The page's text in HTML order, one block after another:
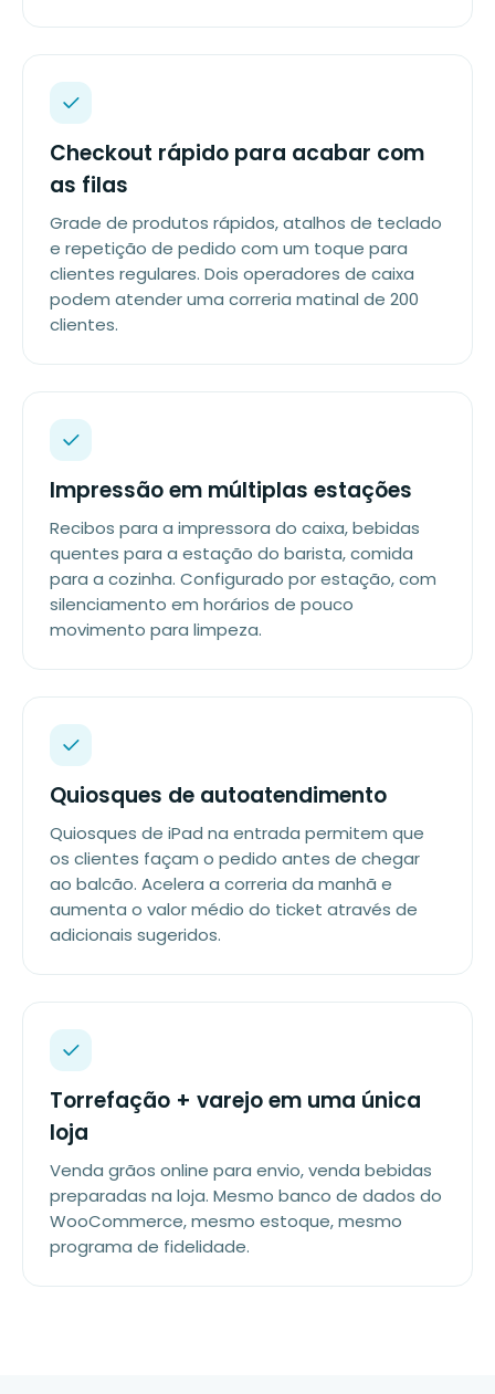
Checkout rápido para acabar com
as filas
Grade de produtos rápidos, atalhos de teclado
e repetição de pedido com um toque para
clientes regulares. Dois operadores de caixa
podem atender uma correria matinal de 200
clientes.
Impressão em múltiplas estações
Recibos para a impressora do caixa, bebidas
quentes para a estação do barista, comida
para a cozinha. Configurado por estação, com
silenciamento em horários de pouco
movimento para limpeza.
Quiosques de autoatendimento
Quiosques de iPad na entrada permitem que
os clientes façam o pedido antes de chegar
ao balcão. Acelera a correria da manhã e
aumenta o valor médio do ticket através de
adicionais sugeridos.
Torrefação + varejo em uma única
loja
Venda grãos online para envio, venda bebidas
preparadas na loja. Mesmo banco de dados do
WooCommerce, mesmo estoque, mesmo
programa de fidelidade.